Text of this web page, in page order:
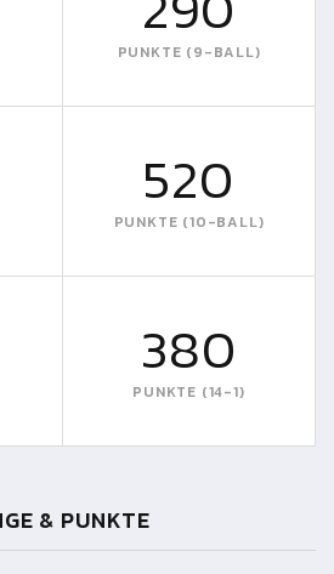
PUNKTE (9-BALL)
520
PUNKTE (10-BALL)
380
PUNKTE (14-1)
& PUNKTE